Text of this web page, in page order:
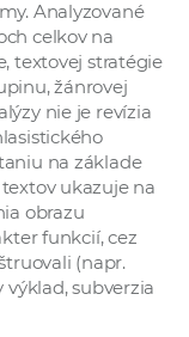
Analyzované
celkov na
textovej stratégie
žánrovej
nie je revízia
na základe
ukazuje na
obrazu
funkcií, cez
(napr.
subverzia